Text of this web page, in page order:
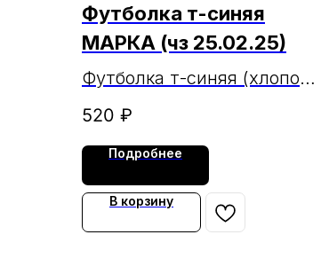
Футболка т-синяя
МАРКА (чз 25.02.25)
Футболка т-синяя (хлопок
100%)
520 ₽
Подробнее
В корзину